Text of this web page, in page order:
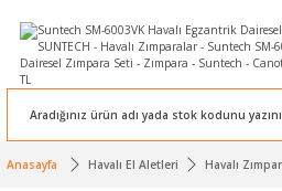
Anasayfa Havalı El Aletleri Havalı